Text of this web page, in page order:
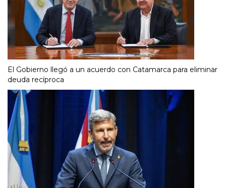
El Gobierno llegó a un acuerdo con Catamarca para eliminar
deuda recíproca